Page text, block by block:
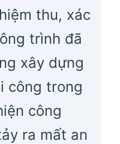
thu, xác
trình đã
xây dựng
công trong
công
ra mất an